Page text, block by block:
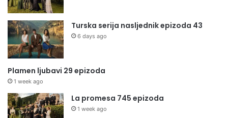
Turska serija nasljednik epizoda 43
6 days ago
Plamen ljubavi 29 epizoda
1 week ago
La promesa 745 epizoda
1 week ago